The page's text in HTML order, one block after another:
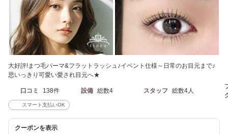
大好評!まつ毛パーマ&フラットラッシュ♪イベント仕様～日常のお目元まで♪
思いっきり可愛い愛され目元へ★
口コミ 138件 設備 総数4 スタッフ 総数4人
スマート支払いOK
クーポンを表示